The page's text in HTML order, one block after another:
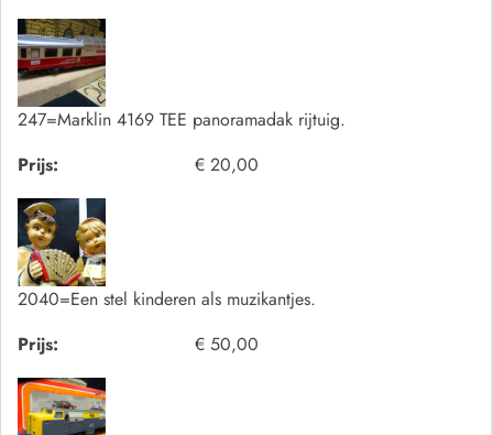
247=Marklin 4169 TEE panoramadak rijtuig.
Prijs:
€ 20,00
2040=Een stel kinderen als muzikantjes.
Prijs:
€ 50,00